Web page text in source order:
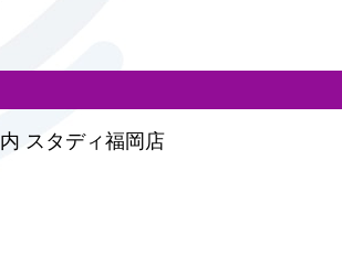
内 スタディ福岡店